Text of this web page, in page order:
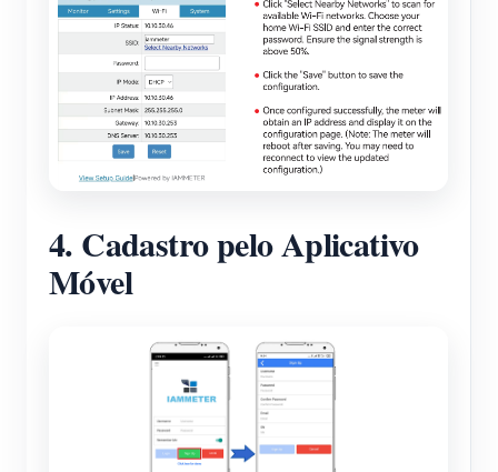
4. Cadastro pelo Aplicativo
Móvel